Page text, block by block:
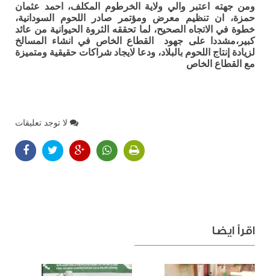
ومن جهته اعتبر والي ولاية الخرطوم المكلف، احمد عثمان
حمزة، ان تنظيم معرض ومؤتمر صادر اللحوم السودانية،
خطوة في الاتجاه الصحيح، لما تحققه الثروة الحيوانية من عائد
كبير،مشددا على جهود القطاع الخاص في انشاء المسالخ
لزيادة إنتاج اللحوم بالبلاد، ودعا لايجاد شراكات حقيقية ومتميزة
مع القطاع الخاص
لا توجد تعليقات
اقرأ ايضا